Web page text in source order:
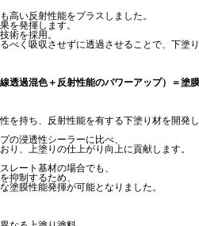
高い反射性能をプラスしました。
を発揮します。
術を採用。
べく吸収させずに透過させることで、下塗り
透過混色＋反射性能のパワーアップ）＝塗膜
を持ち、反射性能を有する下塗り材を開発し
の浸透性シーラーに比べ、
り、上塗りの仕上がり向上に貢献します。
レート基材の場合でも、
抑制するため、
塗膜性能発揮が可能となりました。